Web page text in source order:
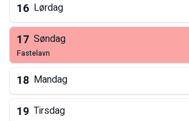
16 Lørdag
17 Søndag
fastelavn
18 Mandag
19 Tirsdag